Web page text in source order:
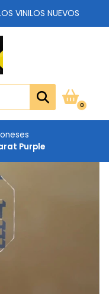
VINILOS NUEVOS
0
Purple